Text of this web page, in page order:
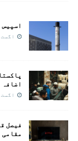
اگست 7, 2026
اضافہ
اگست 7, 2026
فیصل
مقامی